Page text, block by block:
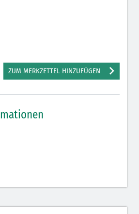
(blau-braun)
lila)
grün)
blau)
ZUM MERKZETTEL HINZUFÜGEN